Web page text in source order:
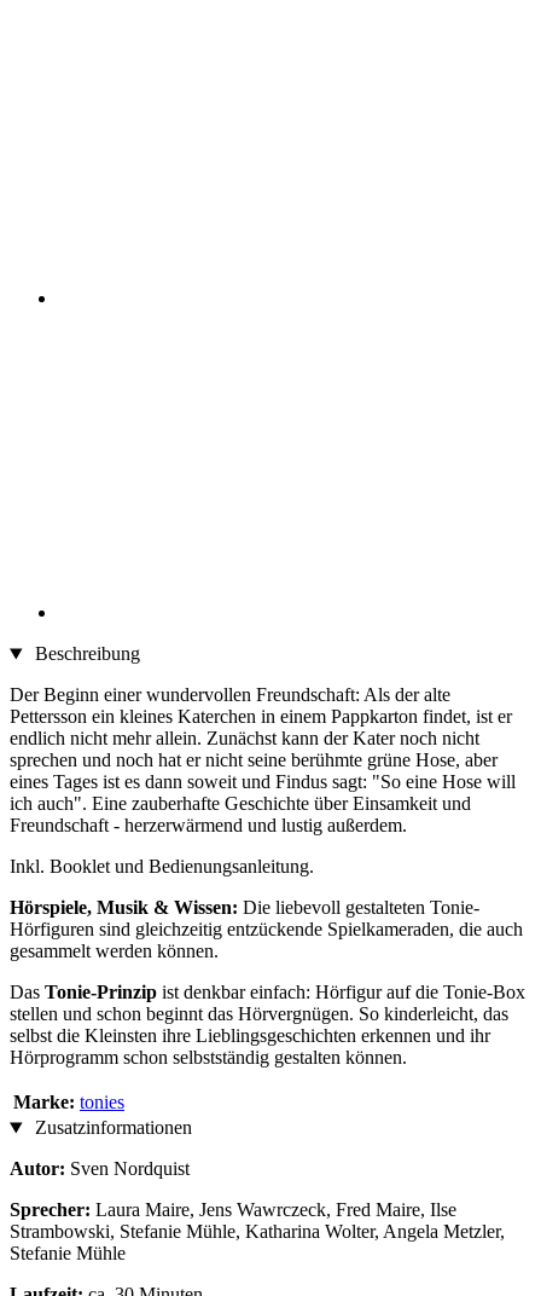
Beschreibung
Der Beginn einer wundervollen Freundschaft: Als der alte
Pettersson ein kleines Katerchen in einem Pappkarton findet, ist er
endlich nicht mehr allein. Zunächst kann der Kater noch nicht
sprechen und noch hat er nicht seine berühmte grüne Hose, aber
eines Tages ist es dann soweit und Findus sagt: "So eine Hose will
ich auch". Eine zauberhafte Geschichte über Einsamkeit und
Freundschaft - herzerwärmend und lustig außerdem.
Inkl. Booklet und Bedienungsanleitung.
Hörspiele, Musik & Wissen: Die liebevoll gestalteten Tonie-
Hörfiguren sind gleichzeitig entzückende Spielkameraden, die auch
gesammelt werden können.
Das Tonie-Prinzip ist denkbar einfach: Hörfigur auf die Tonie-Box
stellen und schon beginnt das Hörvergnügen. So kinderleicht, das
selbst die Kleinsten ihre Lieblingsgeschichten erkennen und ihr
Hörprogramm schon selbstständig gestalten können.
Marke: tonies
Zusatzinformationen
Autor: Sven Nordquist
Sprecher: Laura Maire, Jens Wawrczeck, Fred Maire, Ilse
Strambowski, Stefanie Mühle, Katharina Wolter, Angela Metzler,
Stefanie Mühle